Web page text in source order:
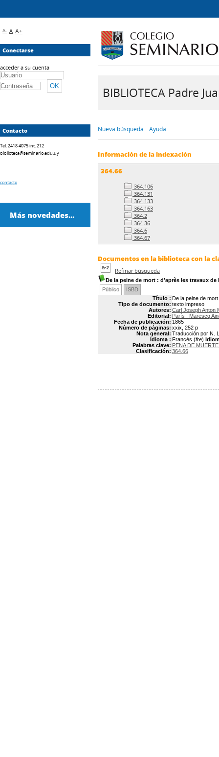
BIBLIOTECA Padre
Nueva búsqueda Ayuda
Información de la indexación
364.66
364.106
364.131
364.133
364.163
364.2
364.36
364.6
364.67
Documentos en la biblioteca con la
Refinar búsqueda
De la peine de mort : d'après les travaux
Público
ISBD
Título : De la peine de
Tipo de documento: texto impreso
Autores: Carl Joseph Anton
Editorial: París : Marescq
Fecha de publicación: 1865
Número de páginas: xxix, 252 p
Nota general: Traducción por N.
Idioma : Francés (fre)
Palabras clave: PENA DE
Clasificación: 364.66
A- A A+
Conectarse
acceder a su cuenta
Contacto
Tel. 2418 4075 int. 212
biblioteca@seminario.edu.uy
contacto
Más novedades...